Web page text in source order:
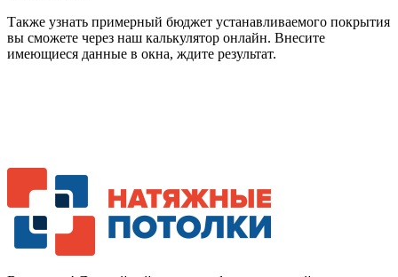
Также узнать примерный бюджет устанавливаемого покрытия
вы сможете через наш калькулятор онлайн. Внесите
имеющиеся данные в окна, ждите результат.